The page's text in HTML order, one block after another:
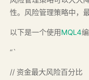
性。风险管理策略中，
以下是一个使用MQL4
“`
// 资金最大风险百分比